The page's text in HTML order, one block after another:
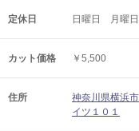
定休日 日曜日 月曜日
カット価格 ￥5,500
住所
神奈川県横浜
イツ１０１